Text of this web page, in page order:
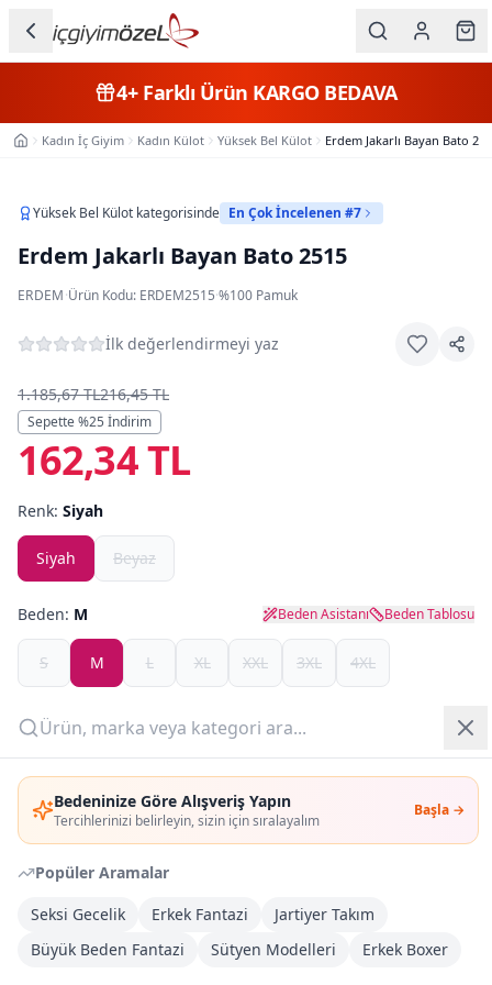
Bedeninize Göre Alışveriş Yapın
Tercihlerinizi belirleyin, sizin için sıralayalım
Başla →
Popüler Aramalar
Seksi Gecelik
Erkek Fantazi
Jartiyer Takım
Büyük Beden Fantazi
Sütyen Modelleri Erkek Boxer
Kategorileri
Erkek
Çocuk
Fantazi
Büyük
Markalar
Yazlık Pijama
Kampanyalar
Yeni Gelenler
OUTLET
Giriş Yap
Üye Ol
4+Farklı Ürün KARGO BEDAVA
Ana SayfaKadın İç Giyim Kadın Külot Yüksek Bel Külot Erdem Jakarlı Bayan Bato
Yüksek Bel Külot kategorisinde En Çok İncelenen #7
Erdem Jakarlı Bayan Bato 2515
ERDEM·Ürün Kodu: ERDEM2515·%100 Pamuk
İlk değerlendirmeyi yaz
1.185,67 TL216,45 TL
Sepette %25 İndirim
162,34 TL
Renk: Siyah
Siyah Beyaz
Beden: M Beden Asistanı Beden Tablosu
S M L XL XXL 3XL 4XL
Son1adet kaldı!
Sepete Ekle